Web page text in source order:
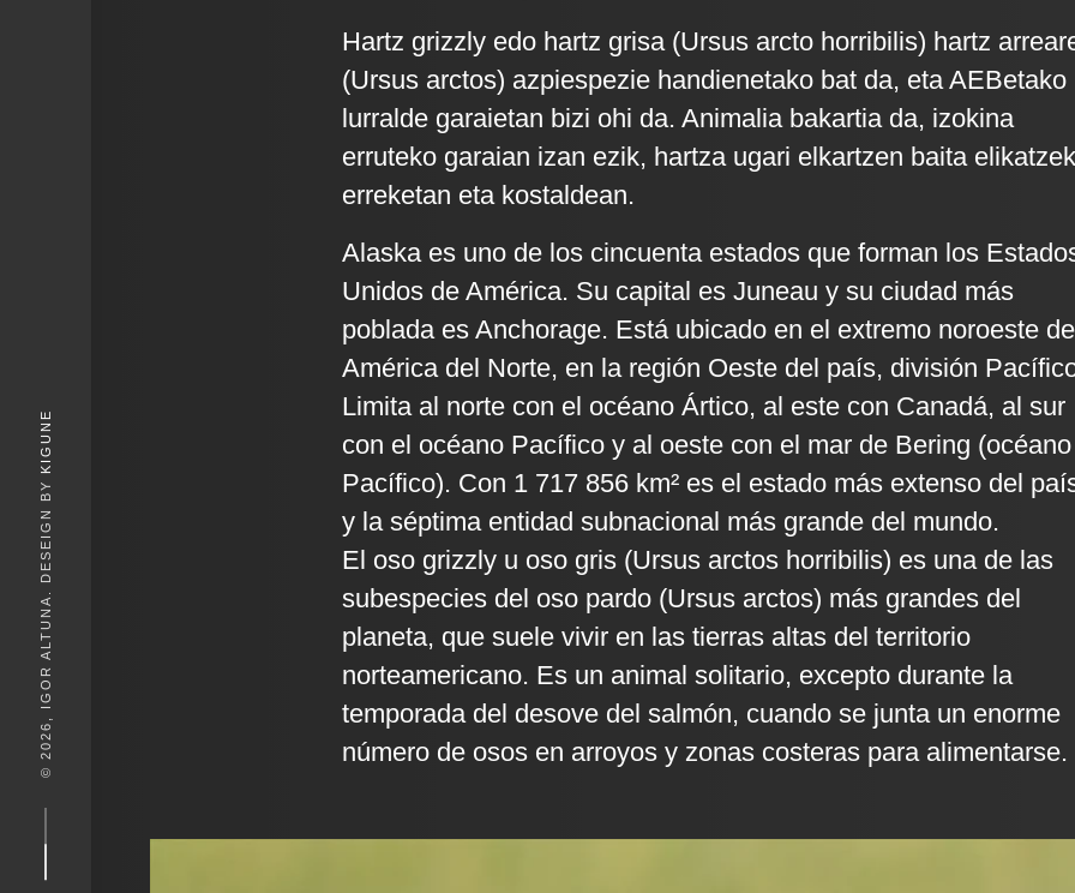
© 2026, IGOR ALTUNA. DESEIGN BY
KIGUNE
Hartz grizzly edo hartz grisa (Ursus arcto horribilis) hartz
(Ursus arctos) azpiespezie handienetako bat da, eta AEBetako
lurralde garaietan bizi ohi da. Animalia bakartia da, izokina
erruteko garaian izan ezik, hartza ugari elkartzen baita
erreketan eta kostaldean.
Alaska es uno de los cincuenta estados que forman los
Unidos de América. Su capital es Juneau y su ciudad más
poblada es Anchorage. Está ubicado en el extremo noroeste de
América del Norte, en la región Oeste del país, división
Limita al norte con el océano Ártico, al este con Canadá, al sur
con el océano Pacífico y al oeste con el mar de Bering (océano
Pacífico). Con 1 717 856 km² es el estado más extenso del
y la séptima entidad subnacional más grande del mundo.
El oso grizzly u oso gris (Ursus arctos horribilis) es una de las
subespecies del oso pardo (Ursus arctos) más grandes del
planeta, que suele vivir en las tierras altas del territorio
norteamericano. Es un animal solitario, excepto durante la
temporada del desove del salmón, cuando se junta un enorme
número de osos en arroyos y zonas costeras para alimentarse.